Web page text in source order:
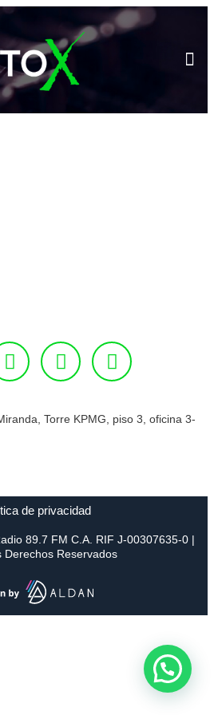
Torre KPMG, piso 3, oficina 3-
de privacidad
89.7 FM C.A. RIF J-00307635-0 |
Derechos Reservados